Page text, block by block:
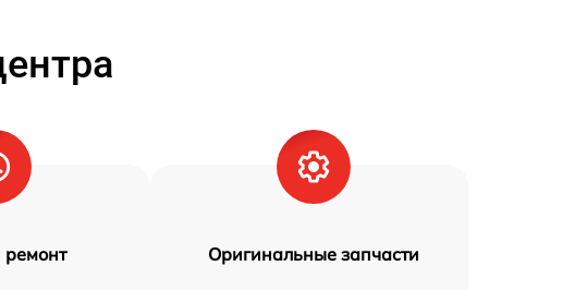
Оригинальные запчасти